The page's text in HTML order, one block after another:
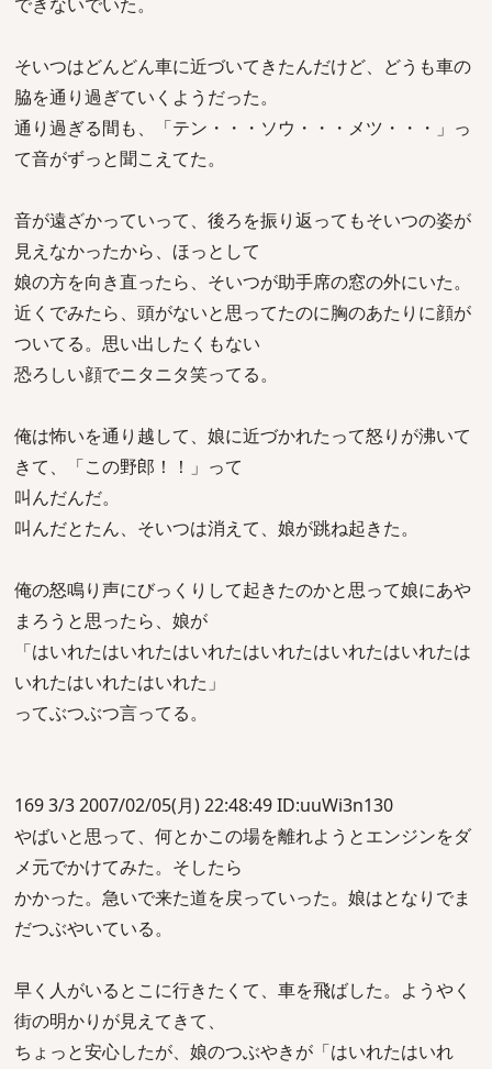
そいつはどんどん車に近づいてきたんだけど、どうも車の
脇を通り過ぎていくようだった。
通り過ぎる間も、「テン・・・ソウ・・・メツ・・・」っ
て音がずっと聞こえてた。
音が遠ざかっていって、後ろを振り返ってもそいつの姿が
見えなかったから、ほっとして
娘の方を向き直ったら、そいつが助手席の窓の外にいた。
近くでみたら、頭がないと思ってたのに胸のあたりに顔が
ついてる。思い出したくもない
恐ろしい顔でニタニタ笑ってる。
俺は怖いを通り越して、娘に近づかれたって怒りが沸いて
きて、「この野郎！！」って
叫んだんだ。
叫んだとたん、そいつは消えて、娘が跳ね起きた。
俺の怒鳴り声にびっくりして起きたのかと思って娘にあや
まろうと思ったら、娘が
「はいれたはいれたはいれたはいれたはいれたはいれたは
いれたはいれたはいれた」
ってぶつぶつ言ってる。
169 3/3 2007/02/05(月) 22:48:49 ID:uuWi3n130
やばいと思って、何とかこの場を離れようとエンジンをダ
メ元でかけてみた。そしたら
かかった。急いで来た道を戻っていった。娘はとなりでま
だつぶやいている。
早く人がいるとこに行きたくて、車を飛ばした。ようやく
街の明かりが見えてきて、
ちょっと安心したが、娘のつぶやきが「はいれたはいれ